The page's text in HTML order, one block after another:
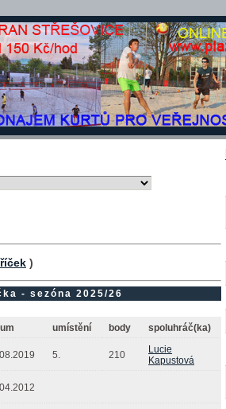
)
- sezóna 2025/26
umístění body
spoluhráč(ka)
5. 210
Lucie
Kapustová